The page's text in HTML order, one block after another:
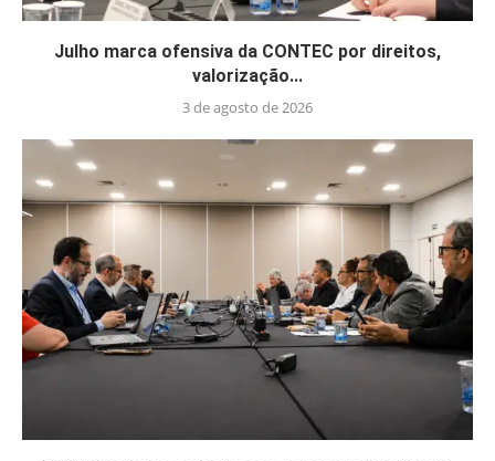
Julho marca ofensiva da CONTEC por direitos,
valorização...
3 de agosto de 2026